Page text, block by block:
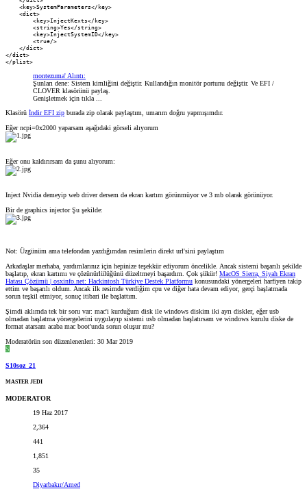
montezuma' Alıntı:
Şunları dene: Sistem kimliğini değiştir. Kullandığın monitör portunu değiştir. Ve EFI /
CLOVER klasörünü paylaş.
Genişletmek için tıkla ...
Klasörü İndir EFI zip burada zip olarak paylaştım, umarım doğru yapmışımdır.
Eğer ncpi=0x2000 yaparsam aşağıdaki görseli alıyorum
Eğer onu kaldırırsam da şunu alıyorum:
Inject Nvidia demeyip web driver dersem də ekran kartım görünmüyor ve 3 mb olarak görünüyor.
Bir de graphics injector Şu şekilde:
Not: Üzgünüm ama telefondan yazdığımdan resimlerin direkt url'sini paylaştım
Arkadaşlar merhaba, yardımlarınız için hepinize teşekkür ediyorum öncelikle. Ancak sistemi başarılı şekilde
başlatıp, ekran kartımı ve çözünürlülüğünü düzeltmeyi başardım. Çok şükür! MacOS Sierra, Siyah Ekran
Hatası Çözümü | osxinfo.net: Hackintosh Türkiye Destek Platformu konusundaki yönergeleri harfiyen takip
ettim ve başarılı oldum. Ancak ilk resimde verdiğim cpu ve diğer hata devam ediyor, gerçi başlatmada
sorun teşkil etmiyor, sonuç itibari ile başlattım.
Şimdi aklımda tek bir soru var: mac'i kurduğum disk ile windows diskim iki ayrı diskler, eğer usb
olmadan başlatma yönergelerini uygulayıp sistemi usb olmadan başlatırsam ve windows kurulu diske de
format atarsam acaba mac boot'unda sorun oluşur mu?
Moderatörün son düzenlenenleri: 30 Mar 2019
S
S10soz_21
MASTER JEDI
MODERATOR
19 Haz 2017
2,364
441
1,851
35
Diyarbakır/Amed